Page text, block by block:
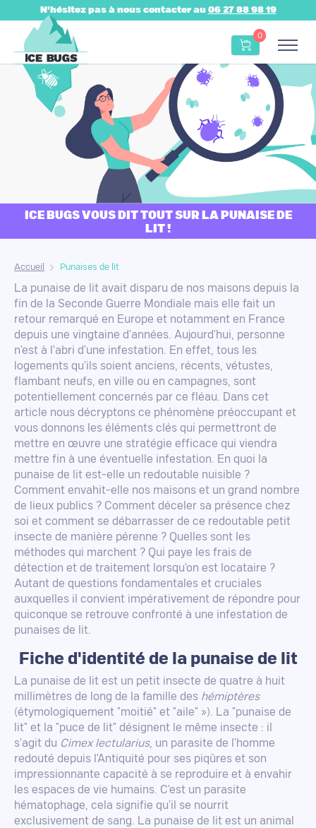
N'hésitez pas à nous contacter au 06 27 88 98 19
0articles dans le
ICE BUGS VOUS DIT TOUT SUR LA PUNAISE DE
LIT !
Accueil Punaises de lit
La punaise de lit avait disparu de nos maisons depuis la
fin de la Seconde Guerre Mondiale mais elle fait un
retour remarqué en Europe et notamment en France
depuis une vingtaine d'années. Aujourd'hui, personne
n'est à l'abri d'une infestation. En effet, tous les
logements qu'ils soient anciens, récents, vétustes,
flambant neufs, en ville ou en campagnes, sont
potentiellement concernés par ce fléau. Dans cet
article nous décryptons ce phénomène préoccupant et
vous donnons les éléments clés qui permettront de
mettre en œuvre une stratégie efficace qui viendra
mettre fin à une éventuelle infestation. En quoi la
punaise de lit est-elle un redoutable nuisible ?
Comment envahit-elle nos maisons et un grand nombre
de lieux publics ? Comment déceler sa présence chez
soi et comment se débarrasser de ce redoutable petit
insecte de manière pérenne ? Quelles sont les
méthodes qui marchent ? Qui paye les frais de
détection et de traitement lorsqu'on est locataire ?
Autant de questions fondamentales et cruciales
auxquelles il convient impérativement de répondre pour
quiconque se retrouve confronté à une infestation de
punaises de lit.
Fiche d'identité de la punaise de lit
La punaise de lit est un petit insecte de quatre à huit
millimètres de long de la famille des hémiptères
(étymologiquement "moitié" et "aile" »). La "punaise de
lit" et la "puce de lit" désignent le même insecte : il
s'agit du Cimex lectularius, un parasite de l'homme
redouté depuis l'Antiquité pour ses piqûres et son
impressionnante capacité à se reproduire et à envahir
les espaces de vie humains. C'est un parasite
hématophage, cela signifie qu'il se nourrit
exclusivement de sang. La punaise de lit est un animal